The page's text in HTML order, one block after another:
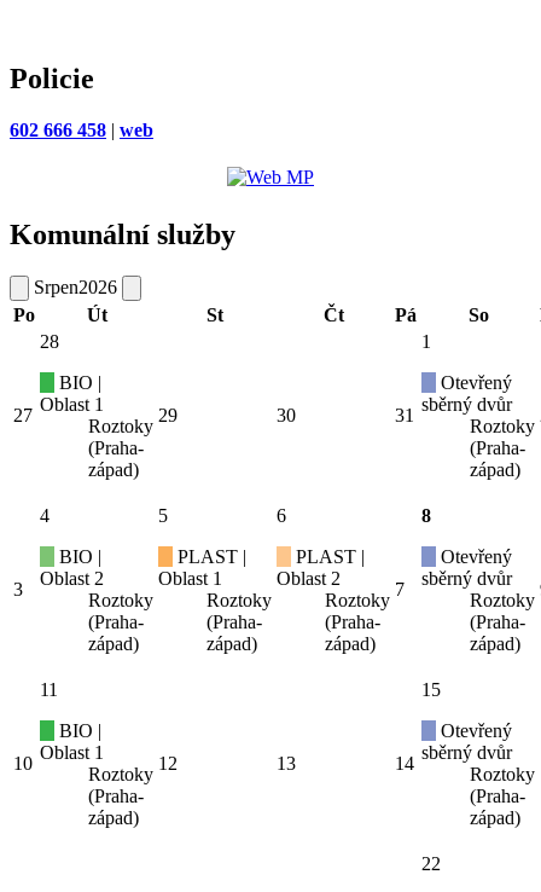
Policie
602 666 458 | web
Komunální služby
Srpen2026
Po
Út St Čt Pá So
27
28
BIO |
Oblast 1
Roztoky
(Praha-
západ)
29 30 31
1
Otevřený
sběrný dvůr
Roztoky
(Praha-
západ)
3
4
BIO |
Oblast 2
Roztoky
(Praha-
západ)
5
PLAST |
Oblast 1
Roztoky
(Praha-
západ)
6
PLAST |
Oblast 2
Roztoky
(Praha-
západ)
7
8
Otevřený
sběrný dvůr
Roztoky
(Praha-
západ)
10
11
BIO |
Oblast 1
Roztoky
(Praha-
západ)
12 13 14
15
Otevřený
sběrný dvůr
Roztoky
(Praha-
západ)
22